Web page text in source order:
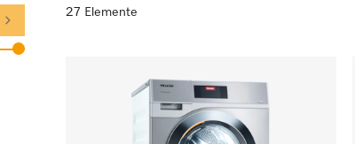
27 Elemente